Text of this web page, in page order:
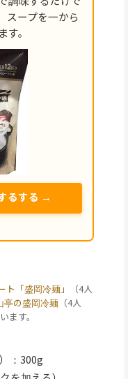
スープを一から
。
るする →
ト「盛岡冷麺」
（4人
亭の盛岡冷麺 （4人
ます。
：300g